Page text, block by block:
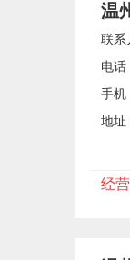
温
联系
电话
手机
地址
经